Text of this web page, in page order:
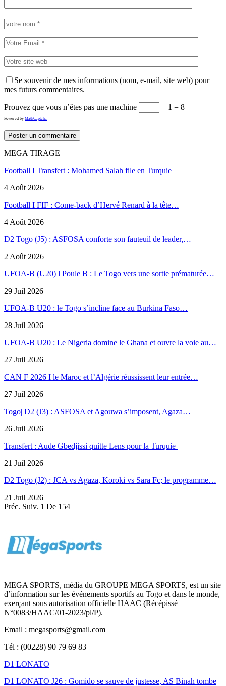
Se souvenir de mes informations (nom, e-mail, site web) pour
mes futurs commentaires.
Prouvez que vous n’êtes pas une machine − 1 = 8
Powered by MathCaptcha
MEGA TIRAGE
Football I Transfert : Mohamed Salah file en Turquie
4 Août 2026
Football I FIF : Come-back d’Hervé Renard à la tête…
4 Août 2026
D2 Togo (J5) : ASFOSA conforte son fauteuil de leader,…
2 Août 2026
UFOA-B (U20) l Poule B : Le Togo vers une sortie prématurée…
29 Juil 2026
UFOA-B U20 : le Togo s’incline face au Burkina Faso…
28 Juil 2026
UFOA-B U20 : Le Nigeria domine le Ghana et ouvre la voie au…
27 Juil 2026
CAN F 2026 I le Maroc et l’Algérie réussissent leur entrée…
27 Juil 2026
Togo| D2 (J3) : ASFOSA et Agouwa s’imposent, Agaza…
26 Juil 2026
Transfert : Aude Gbedjissi quitte Lens pour la Turquie
21 Juil 2026
D2 Togo (J2) : JCA vs Agaza, Koroki vs Sara Fc; le programme…
21 Juil 2026
Préc. Suiv. 1 De 154
MEGA SPORTS, média du GROUPE MEGA SPORTS, est un site
d’information sur les événements sportifs au Togo et dans le monde,
exerçant sous autorisation officielle HAAC (Récépissé
N°0083/HAAC/01-2023/pl/P).
Email : megasports@gmail.com
Tél : (00228) 90 79 69 83
D1 LONATO
D1 LONATO J26 : Gomido se sauve de justesse, AS Binah tombe